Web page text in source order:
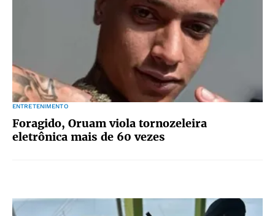
ENTRETENIMENTO
Foragido, Oruam viola tornozeleira
eletrônica mais de 60 vezes